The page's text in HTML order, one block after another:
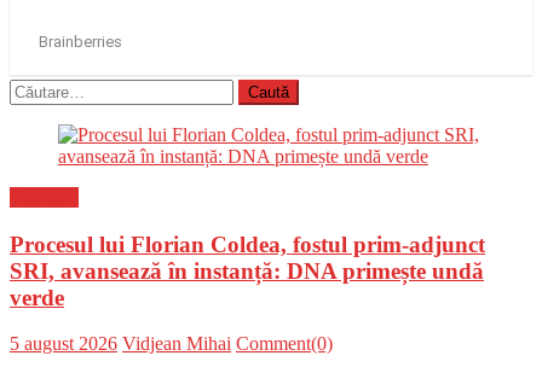
Caută
după:
Procesul lui Florian Coldea, fostul prim-adjunct
SRI, avansează în instanță: DNA primește undă
verde
Posted
5 august 2026 Author
Vidjean Mihai Comment(0)